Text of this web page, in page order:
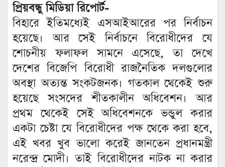
প্রিয়বন্ধু মিডিয়া রিপোর্ট-
বিহারে ইতিমধ্যেই এসআইআরের পর নির্বাচন
হয়েছে। আর সেই নির্বাচনে বিরোধীদের যে
শোচনীয় ফলাফল সামনে এসেছে, তা দেখে
দেশের বিজেপি বিরোধী রাজনৈতিক দলগুলোর
অবস্থা অত্যন্ত সংকটজনক। গতকাল থেকেই শুরু
হয়েছে সংসদের শীতকালীন অধিবেশন। আর
প্রথম থেকেই সেই অধিবেশনকে ভন্ডুল করার
একটা চেষ্টা যে বিরোধীদের পক্ষ থেকে করা হবে,
এই খবর খুব ভালো করেই জানতেন প্রধানমন্ত্রী
নরেন্দ্র মোদী। তাই বিরোধীদের নাটক না করার